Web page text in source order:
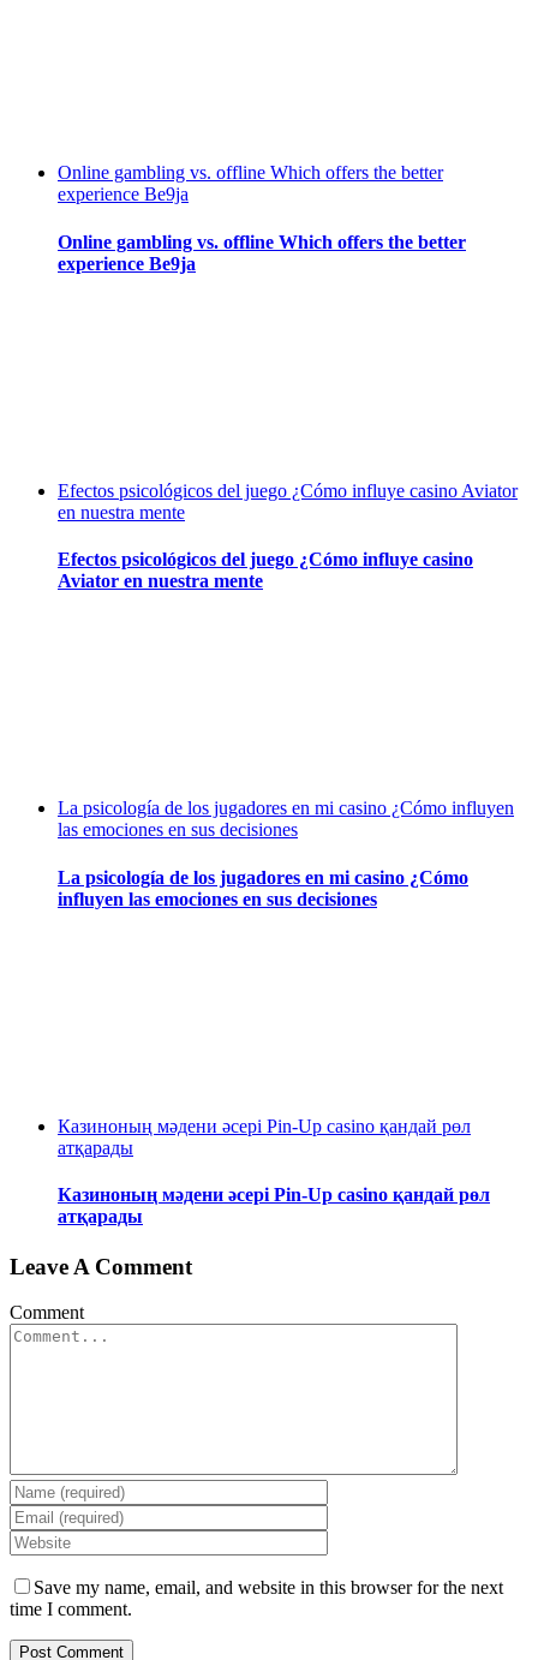
Online gambling vs. offline Which offers the better
experience Be9ja
Online gambling vs. offline Which offers the better
experience Be9ja
Efectos psicológicos del juego ¿Cómo influye casino Aviator
en nuestra mente
Efectos psicológicos del juego ¿Cómo influye casino
Aviator en nuestra mente
La psicología de los jugadores en mi casino ¿Cómo influyen
las emociones en sus decisiones
La psicología de los jugadores en mi casino ¿Cómo
influyen las emociones en sus decisiones
Казиноның мәдени әсері Pin-Up casino қандай рөл
атқарады
Казиноның мәдени әсері Pin-Up casino қандай рөл
атқарады
Leave A Comment
Comment
Save my name, email, and website in this browser for the next
time I comment.